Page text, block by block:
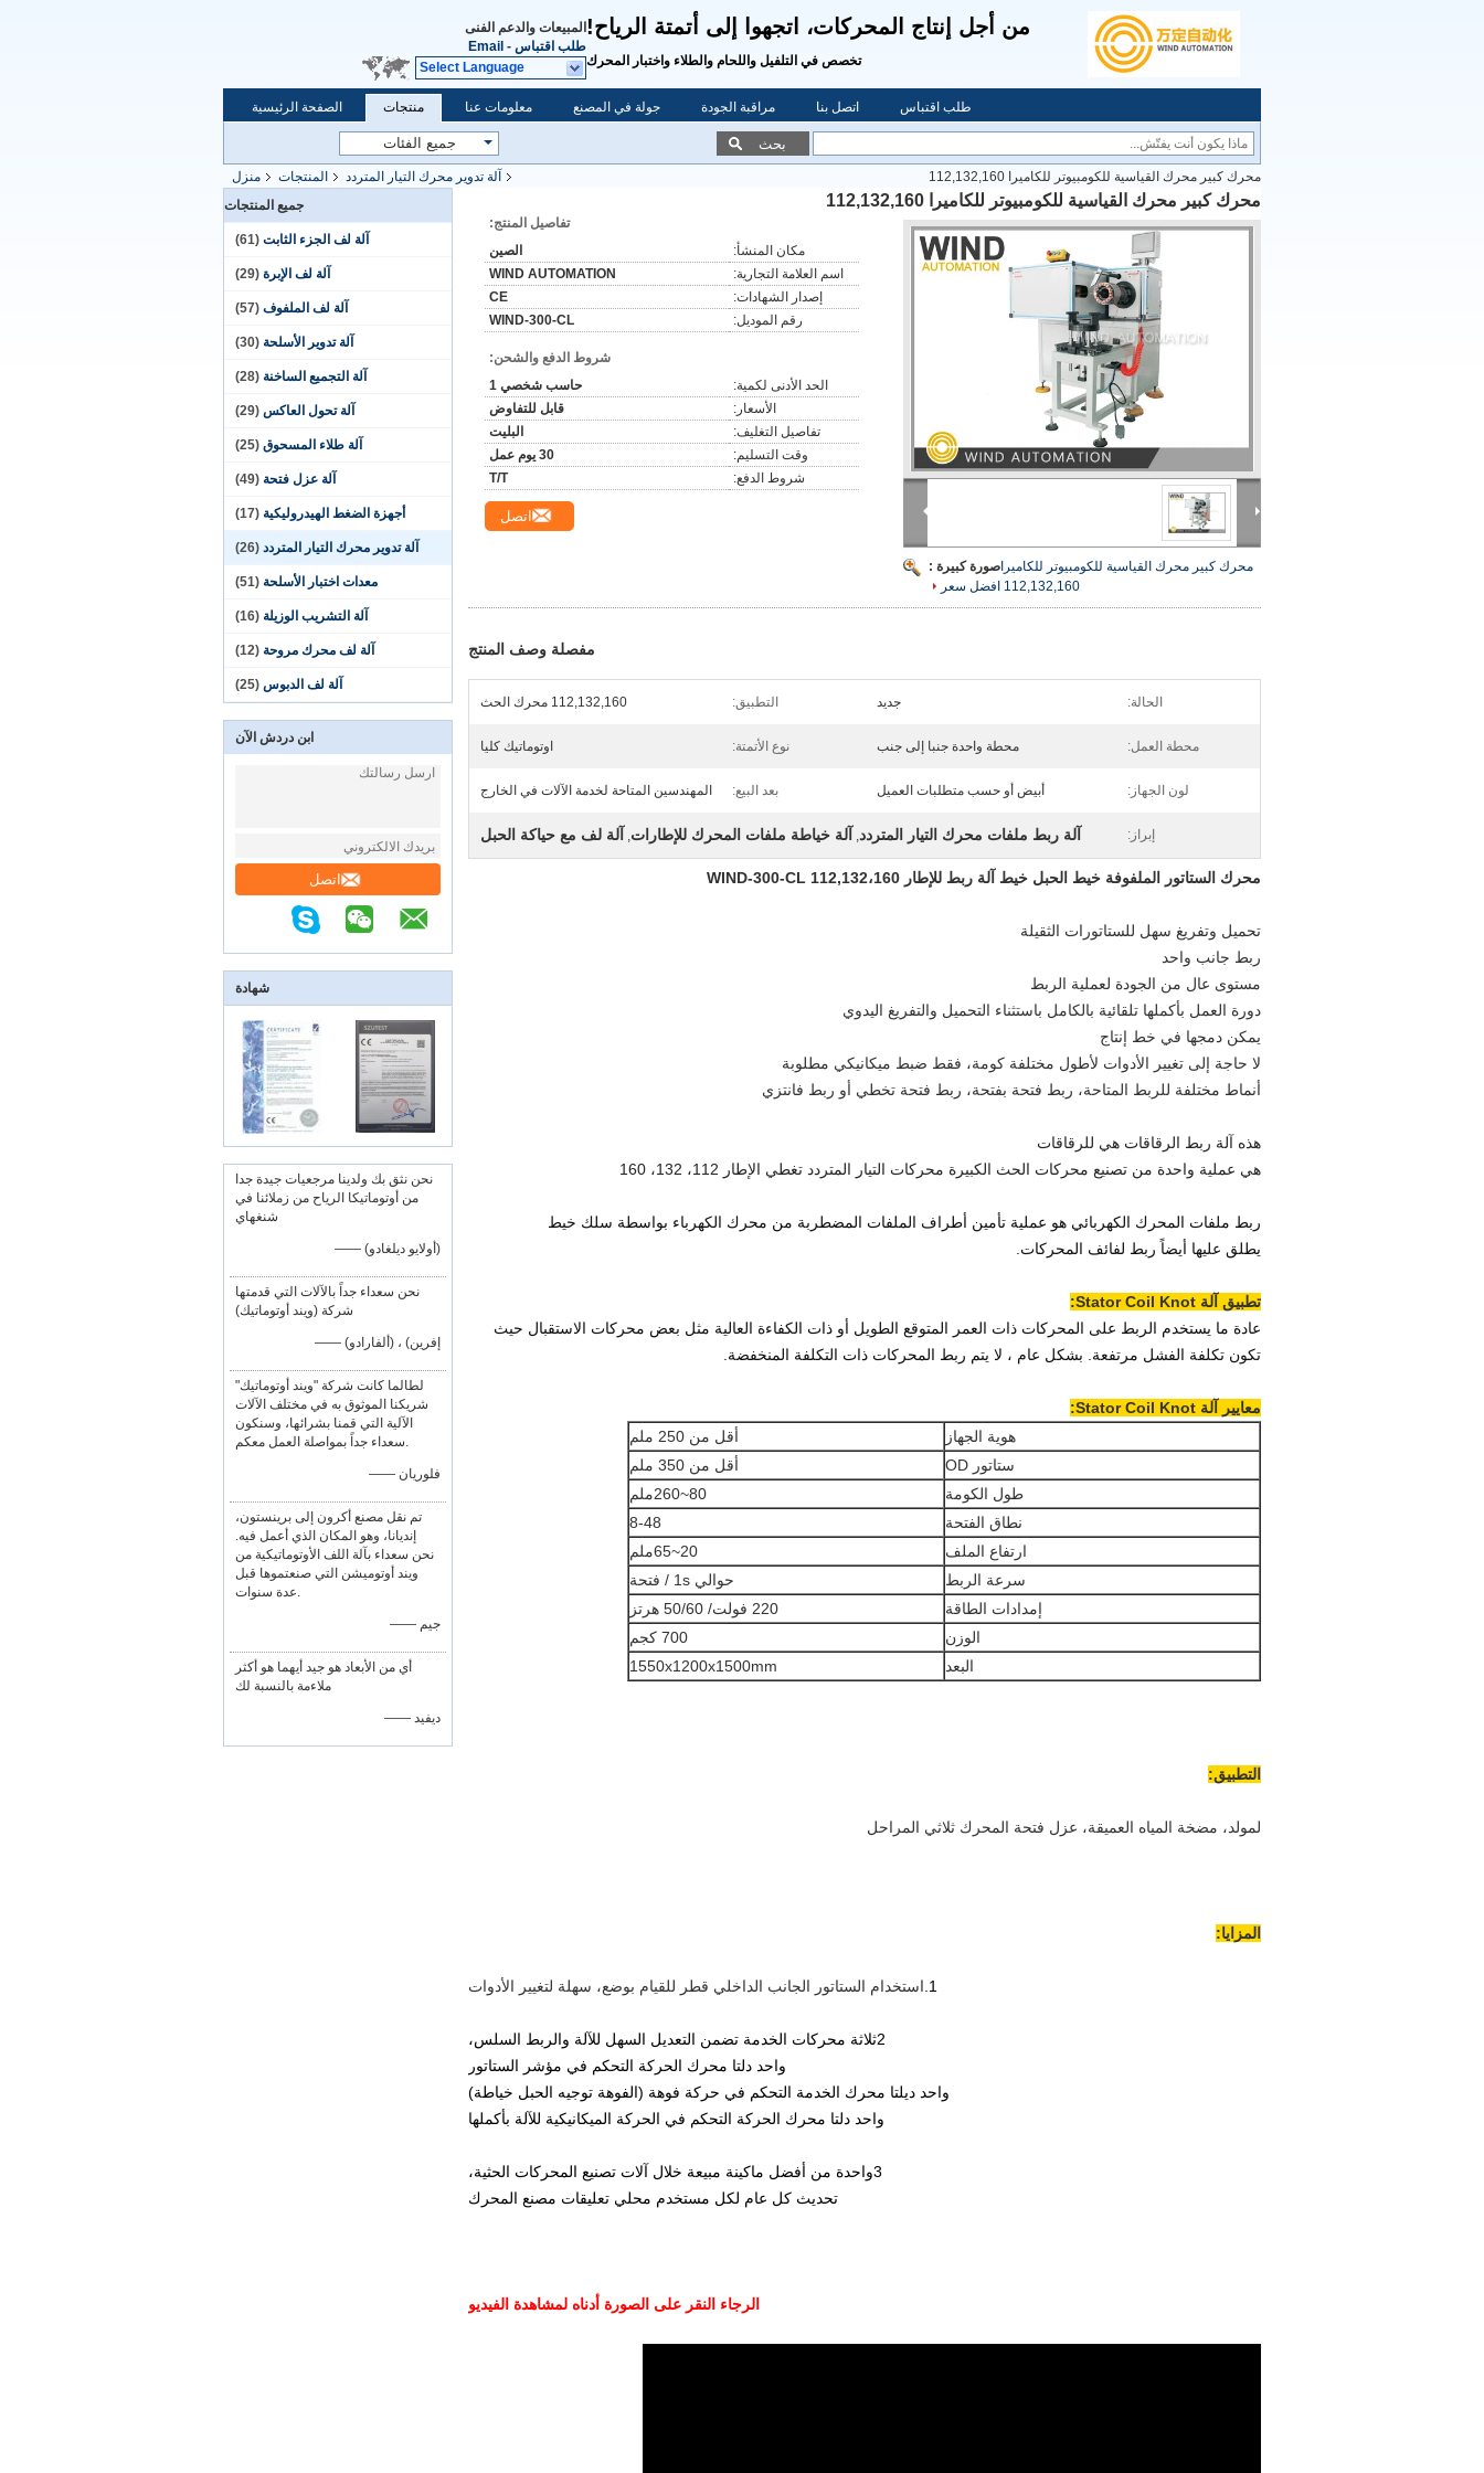
من أجل إنتاج المحركات، اتجهوا إلى أتمتة الرياح!
تخصص في التلفيل واللحام والطلاء واختبار المحرك
المبيعات والدعم الفنى
طلب اقتباس -
Email
Select Language
الصفحة الرئيسية منتجات معلومات عنا جولة في المصنع مراقبة الجودة اتصل بنا طلب اقتباس
بحث
منزل المنتجات آلة تدوير محرك التيار المتردد
محرك كبير محرك القياسية للكومبيوتر للكاميرا 112,132,160
جميع المنتجات
آلة لف الجزء الثابت (61)
آلة لف الإبرة (29)
آلة لف الملفوف (57)
آلة تدوير الأسلحة (30)
آلة التجميع الساخنة (28)
آلة تحول العاكس (29)
آلة طلاء المسحوق (25)
آلة عزل فتحة (49)
أجهزة الضغط الهيدروليكية (17)
آلة تدوير محرك التيار المتردد (26)
معدات اختبار الأسلحة (51)
آلة التشريب الوزيلة (16)
آلة لف محرك مروحة (12)
آلة لف الدبوس (25)
ابن دردش الآن
اتصل
شهادة
نحن نثق بك ولدينا مرجعيات جيدة جدا
من أوتوماتيكا الرياح من زملائنا في
شنغهاي
—— (أولايو ديلغادو)
نحن سعداء جداً بالآلات التي قدمتها
شركة (ويند أوتوماتيك)
—— إفرين) ، (ألفارادو)
لطالما كانت شركة "ويند أوتوماتيك"
شريكنا الموثوق به في مختلف الآلات
الآلية التي قمنا بشرائها، وسنكون
سعداء جداً بمواصلة العمل معكم.
—— فلوريان
تم نقل مصنع أكرون إلى برينستون،
إنديانا، وهو المكان الذي أعمل فيه.
نحن سعداء بآلة اللف الأوتوماتيكية من
ويند أوتوميشن التي صنعتموها قبل
عدة سنوات.
—— جيم
أي من الأبعاد هو جيد أيهما هو أكثر
ملاءمة بالنسبة لك
—— ديفيد
محرك كبير محرك القياسية للكومبيوتر للكاميرا 112,132,160
صورة كبيرة : محرك كبير محرك القياسية للكومبيوتر للكاميرا
112,132,160 افضل سعر
تفاصيل المنتج:
مكان المنشأ:
الصين
اسم العلامة التجارية:
WIND AUTOMATION
إصدار الشهادات:
CE
رقم الموديل:
WIND-300-CL
شروط الدفع والشحن:
الحد الأدنى لكمية:
حاسب شخصي 1
الأسعار:
قابل للتفاوض
تفاصيل التغليف:
البليت
وقت التسليم:
30 يوم عمل
شروط الدفع:
T/T
اتصل
مفصلة وصف المنتج
الحالة: جديد التطبيق: 112,132,160 محرك الحث
محطة العمل: محطة واحدة جنبا إلى جنب نوع الأتمتة: اوتوماتيك كليا
لون الجهاز: أبيض أو حسب متطلبات العميل بعد البيع: المهندسين المتاحة لخدمة الآلات في الخارج
إبراز: آلة ربط ملفات محرك التيار المتردد, آلة خياطة ملفات المحرك للإطارات, آلة لف مع حياكة الحبل
محرك الستاتور الملفوفة خيط الحبل خيط آلة ربط للإطار 112,132،160 WIND-300-CL
تحميل وتفريغ سهل للستاتورات الثقيلة
ربط جانب واحد
مستوى عال من الجودة لعملية الربط
دورة العمل بأكملها تلقائية بالكامل باستثناء التحميل والتفريغ اليدوي
يمكن دمجها في خط إنتاج
لا حاجة إلى تغيير الأدوات لأطول مختلفة كومة، فقط ضبط ميكانيكي مطلوبة
أنماط مختلفة للربط المتاحة، ربط فتحة بفتحة، ربط فتحة تخطي أو ربط فانتزي
هذه آلة ربط الرقاقات هي للرقاقات
هي عملية واحدة من تصنيع محركات الحث الكبيرة محركات التيار المتردد تغطي الإطار 112، 132، 160
ربط ملفات المحرك الكهربائي هو عملية تأمين أطراف الملفات المضطربة من محرك الكهرباء بواسطة سلك خيط
يطلق عليها أيضاً ربط لفائف المحركات
تطبيق آلة Stator Coil Knot:
عادة ما يستخدم الربط على المحركات ذات العمر المتوقع الطويل أو ذات الكفاءة العالية مثل بعض محركات الاستقبال حيث
تكون تكلفة الفشل مرتفعة. بشكل عام ، لا يتم ربط المحركات ذات التكلفة المنخفضة.
معايير آلة Stator Coil Knot:
هوية الجهاز
أقل من 250 ملم
ستاتور OD
أقل من 350 ملم
طول الكومة
80~260ملم
نطاق الفتحة
8-48
ارتفاع الملف
20~65ملم
سرعة الربط
حوالي 1s / فتحة
إمدادات الطاقة
220 فولت/ 50/60 هرتز
الوزن
700 كجم
البعد
1550x1200x1500mm
التطبيق:
لمولد، مضخة المياه العميقة، عزل فتحة المحرك ثلاثي المراحل
المزايا:
1. استخدام الستاتور الجانب الداخلي قطر للقيام بوضع، سهلة لتغيير الأدوات
2ثلاثة محركات الخدمة تضمن التعديل السهل للآلة والربط السلس،
واحد دلتا محرك الحركة التحكم في مؤشر الستاتور
واحد ديلتا محرك الخدمة التحكم في حركة فوهة (الفوهة توجيه الحبل خياطة)
واحد دلتا محرك الحركة التحكم في الحركة الميكانيكية للآلة بأكملها
3واحدة من أفضل ماكينة مبيعة خلال آلات تصنيع المحركات الحثية،
تحديث كل عام لكل مستخدم محلي تعليقات مصنع المحرك
الرجاء النقر على الصورة أدناه لمشاهدة الفيديو